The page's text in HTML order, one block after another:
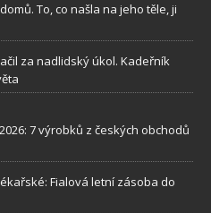
To, co našla na jeho těle, ji
za nadlidský úkol. Kadeřník
7 výrobků z českých obchodů
Fialová letní zásoba do